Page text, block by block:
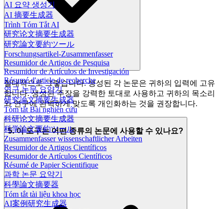
AI 요약 생성기
AI 摘要生成器
Trình Tóm Tắt AI
研究论文摘要生成器
研究論文要約ツール
Forschungsartikel-Zusammenfasser
Resumidor de Artigos de Pesquisa
Resumidor de Artículos de Investigación
Résumé d'article de recherche
연구 논문 요약기
研究論文摘要生成器
Tóm tắt Bài nghiên cứu
科研论文摘要生成器
科学論文要約ツール
Zusammenfasser wissenschaftlicher Arbeiten
Resumidor de Artigos Científicos
Resumidor de Artículos Científicos
Résumé de Papier Scientifique
과학 논문 요약기
科學論文摘要器
Tóm tắt tài liệu khoa học
AI案例研究生成器
절대적으로 그렇습니다. 생성된 각 논문은 귀하의 입력에 고유
합니다. 생성된 주장을 강력한 토대로 사용하고 귀하의 목소리
와 연구에 완벽하게 맞도록 개인화하는 것을 권장합니다.
5. 이 도구는 어떤 종류의 논문에 사용할 수 있나요?